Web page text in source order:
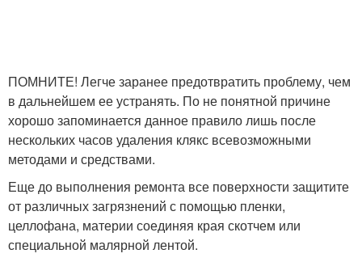
ПОМНИТЕ! Легче заранее предотвратить проблему, чем
в дальнейшем ее устранять. По не понятной причине
хорошо запоминается данное правило лишь после
нескольких часов удаления клякс всевозможными
методами и средствами.
Еще до выполнения ремонта все поверхности защитите
от различных загрязнений с помощью пленки,
целлофана, материи соединяя края скотчем или
специальной малярной лентой.